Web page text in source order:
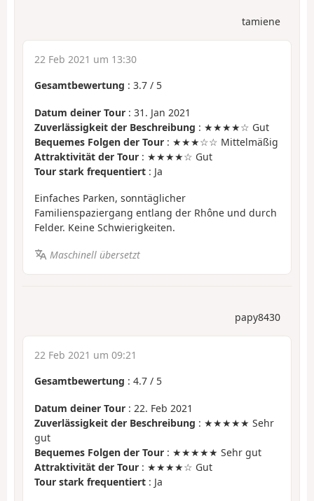
tamiene
22 Feb 2021 um 13:30
Gesamtbewertung : 3.7 / 5
Datum deiner Tour : 31. Jan 2021
Zuverlässigkeit der Beschreibung : ★★★★☆ Gut
Bequemes Folgen der Tour : ★★★☆☆ Mittelmäßig
Attraktivität der Tour : ★★★★☆ Gut
Tour stark frequentiert : Ja
Einfaches Parken, sonntäglicher
Familienspaziergang entlang der Rhône und durch
Felder. Keine Schwierigkeiten.
Maschinell übersetzt
papy8430
22 Feb 2021 um 09:21
Gesamtbewertung : 4.7 / 5
Datum deiner Tour : 22. Feb 2021
Zuverlässigkeit der Beschreibung : ★★★★★ Sehr
gut
Bequemes Folgen der Tour : ★★★★★ Sehr gut
Attraktivität der Tour : ★★★★☆ Gut
Tour stark frequentiert : Ja